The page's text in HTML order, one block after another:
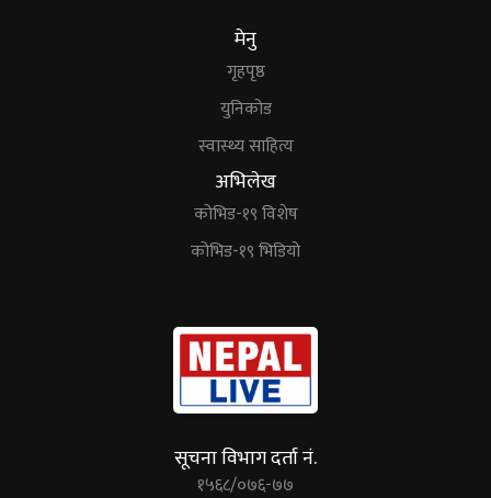
मेनु
गृहपृष्ठ
युनिकोड
स्वास्थ्य साहित्य
अभिलेख
कोभिड-१९ विशेष
कोभिड-१९ भिडियो
सूचना विभाग दर्ता नं.
१५६८/०७६-७७